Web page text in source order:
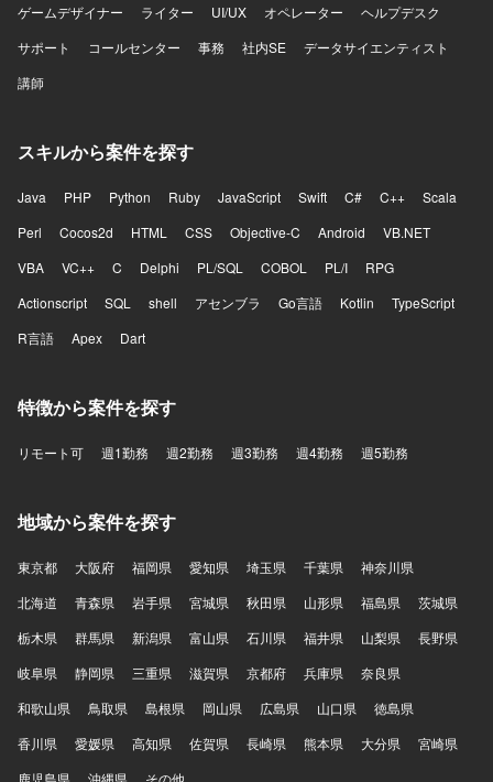
ゲームデザイナー
ライター UI/UX オペレーター
ヘルプデスク
サポート
コールセンター 事務 社内SE
データサイエンティスト
講師
スキルから案件を探す
Java PHP Python Ruby JavaScript Swift C# C++
Scala
Perl
Cocos2d HTML CSS Objective-C Android
VB.NET
VBA
VC++ C Delphi PL/SQL COBOL PL/I
RPG
Actionscript
SQL shell アセンブラ Go言語 Kotlin
TypeScript
R言語
Apex Dart
特徴から案件を探す
リモート可 週1勤務 週2勤務 週3勤務 週4勤務 週5勤務
地域から案件を探す
東京都 大阪府 福岡県 愛知県 埼玉県 千葉県
神奈川県
北海道
青森県 岩手県 宮城県 秋田県 山形県 福島県
茨城県
栃木県
群馬県 新潟県 富山県 石川県 福井県 山梨県
長野県
岐阜県
静岡県 三重県 滋賀県 京都府 兵庫県
奈良県
和歌山県
鳥取県 島根県 岡山県 広島県 山口県
徳島県
香川県
愛媛県 高知県 佐賀県 長崎県 熊本県 大分県
宮崎県
鹿児島県
沖縄県 その他